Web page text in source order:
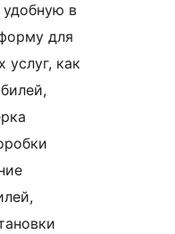
удобную в
для
услуг, как